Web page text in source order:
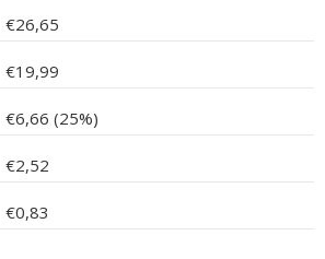
€26,65
€19,99
€6,66 (25%)
€2,52
€0,83